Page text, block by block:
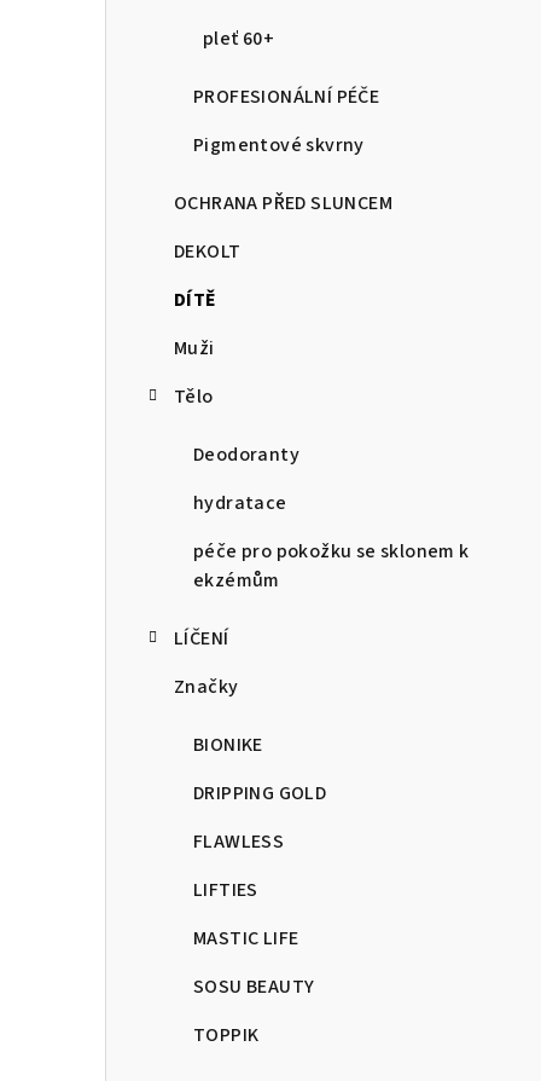
pleť 60+
PROFESIONÁLNÍ PÉČE
Pigmentové skvrny
OCHRANA PŘED SLUNCEM
DEKOLT
DÍTĚ
Muži
Tělo
Deodoranty
hydratace
péče pro pokožku se sklonem k
ekzémům
LÍČENÍ
Značky
BIONIKE
DRIPPING GOLD
FLAWLESS
LIFTIES
MASTIC LIFE
SOSU BEAUTY
TOPPIK